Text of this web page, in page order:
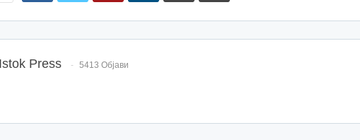
Istok Press 5413 Објави